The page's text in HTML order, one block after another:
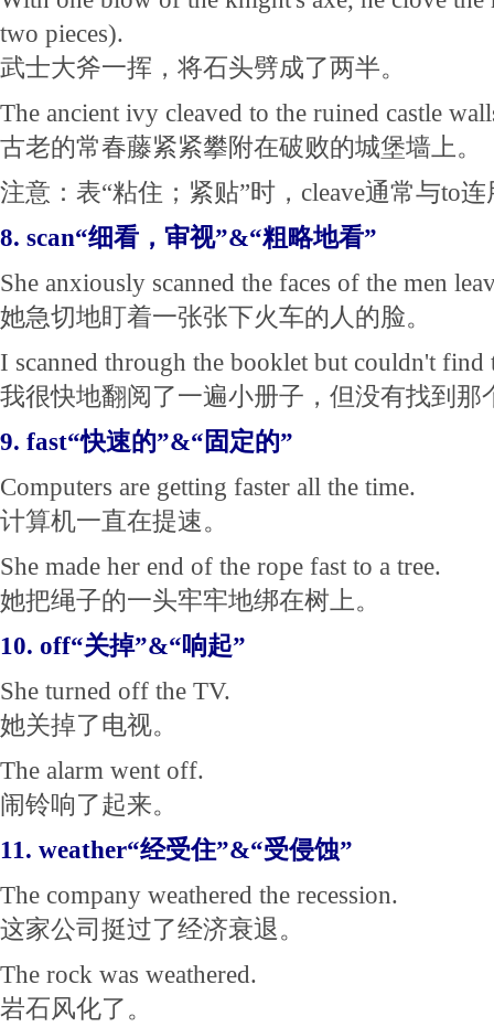
two pieces).
武士大斧一挥，将石头劈成了两半。
The ancient ivy cleaved to the ruined castle
古老的常春藤紧紧攀附在破败的城堡墙上。
注意：表“粘住；紧贴”时，cleave通常与to连
8. scan“细看，审视”&“粗略地看”
She anxiously scanned the faces of the men
她急切地盯着一张张下火车的人的脸。
I scanned through the booklet but couldn't find
我很快地翻阅了一遍小册子，但没有找到那
9. fast“快速的”&“固定的”
Computers are getting faster all the time.
计算机一直在提速。
She made her end of the rope fast to a tree.
她把绳子的一头牢牢地绑在树上。
10. off“关掉”&“响起”
She turned off the TV.
她关掉了电视。
The alarm went off.
闹铃响了起来。
11. weather“经受住”&“受侵蚀”
The company weathered the recession.
这家公司挺过了经济衰退。
The rock was weathered.
岩石风化了。